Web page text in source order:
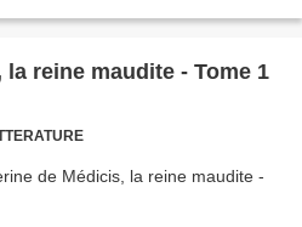
reine maudite - Tome 1